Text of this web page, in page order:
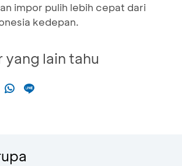
impor pulih lebih cepat dari
kedepan.
yang lain tahu